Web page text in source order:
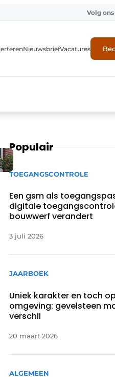
Volg
NieuwsbriefVacatures
Populair
TOEGANGSCONTROLE
Een gsm als
digitale
bouwwerf verandert
3 juli 2026
JAARBOEK
Uniek karakter en toch
omgeving: gevelsteen
verschil
20 maart 2026
ALGEMEEN